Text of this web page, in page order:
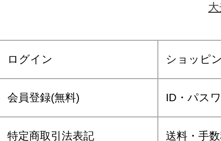
ログイン ショッピ
会員登録(無料) ID・パス
特定商取引法表記 送料・手